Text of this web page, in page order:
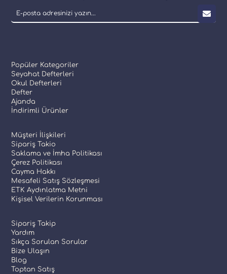
Popüler Kategoriler
Seyahat Defterleri
Okul Defterleri
Defter
Ajanda
İndirimli Ürünler
Müşteri İlişkileri
Sipariş Takio
Saklama ve İmha Politikası
Çerez Politikası
Cayma Hakkı
Mesafeli Satış Sözleşmesi
ETK Aydınlatma Metni
Kişisel Verilerin Korunması
Sipariş Takip
Yardım
Sıkça Sorulan Sorular
Bize Ulaşın
Blog
Toptan Satış